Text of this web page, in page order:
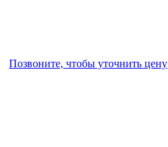
Позвоните, чтобы уточнить цену